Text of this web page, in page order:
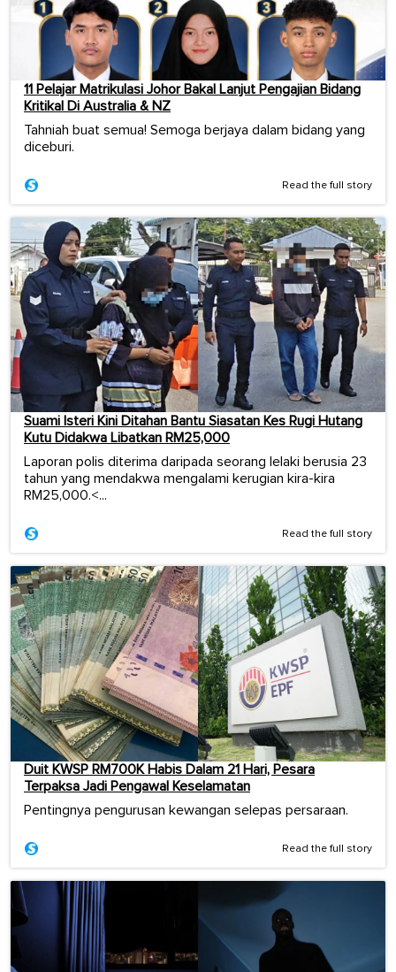
11 Pelajar Matrikulasi Johor Bakal Lanjut Pengajian Bidang
Kritikal Di Australia & NZ
Tahniah buat semua! Semoga berjaya dalam bidang yang
diceburi.
Read the full story
Suami Isteri Kini Ditahan Bantu Siasatan Kes Rugi Hutang
Kutu Didakwa Libatkan RM25,000
Laporan polis diterima daripada seorang lelaki berusia 23
tahun yang mendakwa mengalami kerugian kira-kira
RM25,000.<...
Read the full story
Duit KWSP RM700K Habis Dalam 21 Hari, Pesara
Terpaksa Jadi Pengawal Keselamatan
Pentingnya pengurusan kewangan selepas persaraan.
Read the full story